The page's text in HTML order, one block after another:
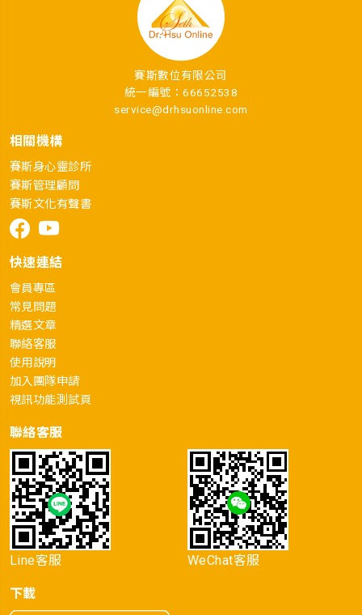
賽斯數位有限公司
統一編號：66652538
service@drhsuonline.com
相關機構
賽斯身心靈診所
賽斯管理顧問
賽斯文化有聲書
快速連結
會員專區
常見問題
精選文章
聯絡客服
使用說明
加入團隊申請
視訊功能測試頁
聯絡客服
Line客服 WeChat客服
下載